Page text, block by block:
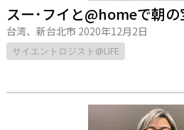
スー･フイと@homeで朝の
台湾、新台北市 2020年12月2日
サイエントロジスト@LIFE